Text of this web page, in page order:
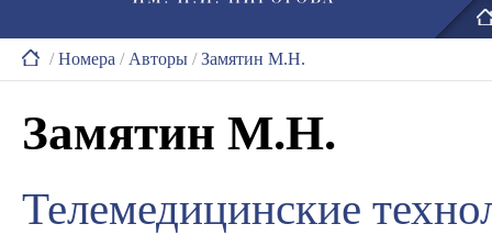
/Номера / Авторы /Замятин М.Н.
Замятин М.Н.
Телемедицинские